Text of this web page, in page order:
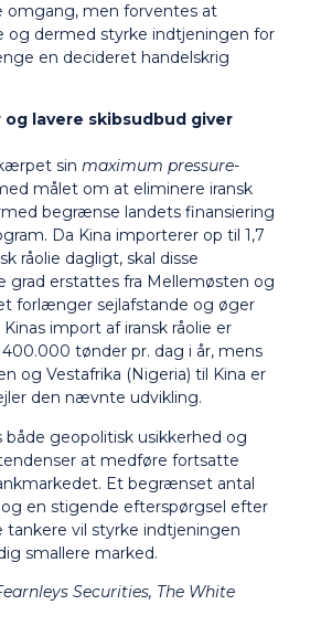
omgang, men forventes at
og dermed styrke indtjeningen for
en decideret handelskrig
lavere skibsudbud giver
sin maximum pressure-
målet om at eliminere iransk
begrænse landets finansiering
Da Kina importerer op til 1,7
råolie dagligt, skal disse
erstattes fra Mellemøsten og
forlænger sejlafstande og øger
import af iransk råolie er
tønder pr. dag i år, mens
og Vestafrika (Nigeria) til Kina er
den nævnte udvikling.
geopolitisk usikkerhed og
at medføre fortsatte
Et begrænset antal
en stigende efterspørgsel efter
tankere vil styrke indtjeningen
smallere marked.
Securities, The White